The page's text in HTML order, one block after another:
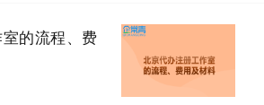
的流程、费